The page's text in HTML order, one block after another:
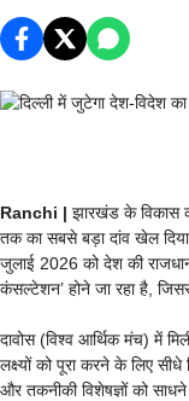
Ranchi | झारखंड के विकास
तक का सबसे बड़ा दांव खेल
जुलाई 2026 को देश की
कंसल्टेशन’ होने जा रहा है,
दावोस (विश्व आर्थिक मंच) में
लक्ष्यों को पूरा करने के लिए सीधे
और तकनीकी विशेषज्ञों को